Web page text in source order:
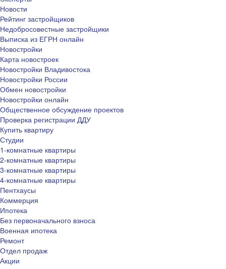
Новости
Рейтинг застройщиков
Недобросовестные застройщики
Выписка из ЕГРН онлайн
Новостройки
Карта новостроек
Новостройки Владивостока
Новостройки России
Обмен новостройки
Новостройки онлайн
Общественное обсуждение проектов
Проверка регистрации ДДУ
Купить квартиру
Студии
1-комнатные квартиры
2-комнатные квартиры
3-комнатные квартиры
4-комнатные квартиры
Пентхаусы
Коммерция
Ипотека
Без первоначального взноса
Военная ипотека
Ремонт
Отдел продаж
Акции